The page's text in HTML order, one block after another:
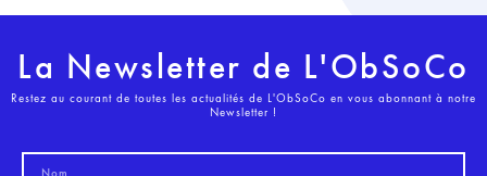
La Newsletter de L'ObSoCo
Restez au courant de toutes les actualités de L'ObSoCo en vous abonnant à notre
Newsletter !